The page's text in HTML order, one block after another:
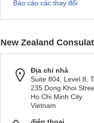
Báo cáo các thay đổi
New Zealand
Địa chỉ nhà
Suite 804, Level 8,
235 Dong Khoi
Ho Chi Minh City
Vietnam